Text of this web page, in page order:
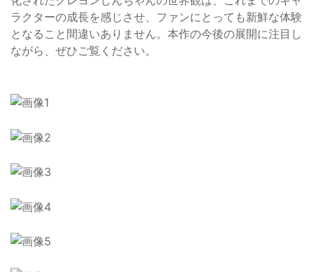
ラクターの成長を感じさせ、ファンにとっても新鮮な体験
となること間違いありません。本作の今後の展開に注目し
ながら、ぜひご覧ください。